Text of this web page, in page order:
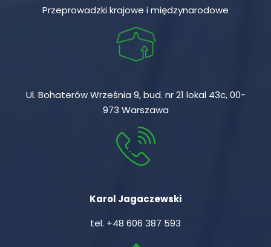
Przeprowadzki krajowe i międzynarodowe
Ul. Bohaterów Września 9, bud. nr 21 lokal 43c, 00-
973 Warszawa
Karol Jagaczewski
tel. +48 606 387 593